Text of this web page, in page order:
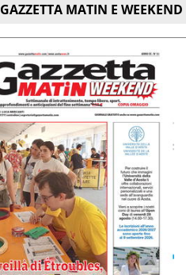
GAZZETTA MATIN E WEEKEND